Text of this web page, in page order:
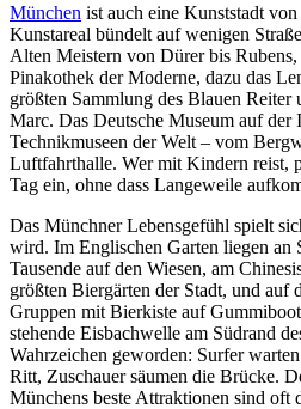
München ist auch eine Kunststadt
Kunstareal bündelt auf wenigen
Alten Meistern von Dürer bis
Pinakothek der Moderne, dazu das
größten Sammlung des Blauen
Marc. Das Deutsche Museum auf der
Technikmuseen der Welt – vom
Luftfahrthalle. Wer mit Kindern reist,
Tag ein, ohne dass Langeweile
Das Münchner Lebensgefühl spielt
wird. Im Englischen Garten liegen an
Tausende auf den Wiesen, am
größten Biergärten der Stadt, und auf
Gruppen mit Bierkiste auf
stehende Eisbachwelle am Südrand
Wahrzeichen geworden: Surfer
Ritt, Zuschauer säumen die Brücke.
Münchens beste Attraktionen sind oft